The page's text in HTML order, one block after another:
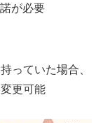
が必要
っていた場合、
更可能